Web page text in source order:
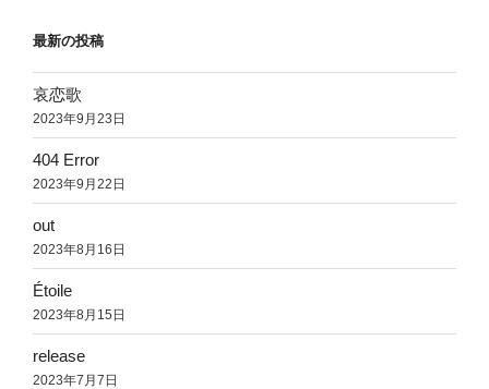
最新の投稿
哀恋歌
2023年9月23日
404 Error
2023年9月22日
out
2023年8月16日
Étoile
2023年8月15日
release
2023年7月7日